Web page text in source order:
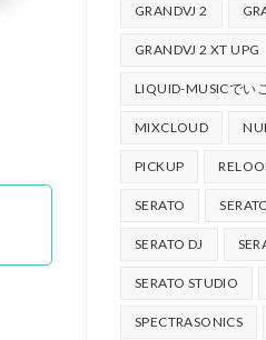
GRANDVJ 2
GRANDVJ 2 XT UPG
LIQUID-MUSICでい
MIXCLOUD
PICKUP
SERATO
SERATO DJ
SERATO STUDIO
SPECTRASONICS